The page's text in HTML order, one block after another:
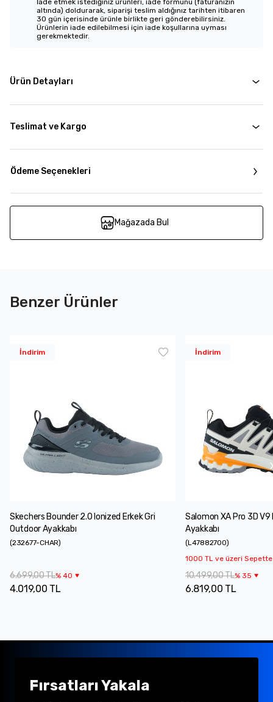
İade etmek istediğiniz ürünleri, iade formunu (faturanızın
altında) doldurarak, siparişi teslim aldığınız tarihten itibaren
30 gün içerisinde ürünle birlikte geri gönderebilirsiniz.
Ürünlerin iade edilebilmesi için iade koşullarına uyması
gerekmektedir.
Ürün Detayları
Teslimat ve Kargo
Ödeme Seçenekleri
Mağazada Bul
Benzer Ürünler
İndirim
Skechers Bounder 2.0 Ionized Erkek Gri
Outdoor Ayakkabı
(232677-CHAR)
6.699,00 TL% 40
4.019,00 TL
İndirim
Salomon XA Pro 3D
Ayakkabı
(L47882700)
1000 TL ve üzeri
10.499,00 TL% 35
6.819,00 TL
Fırsatları Yakala